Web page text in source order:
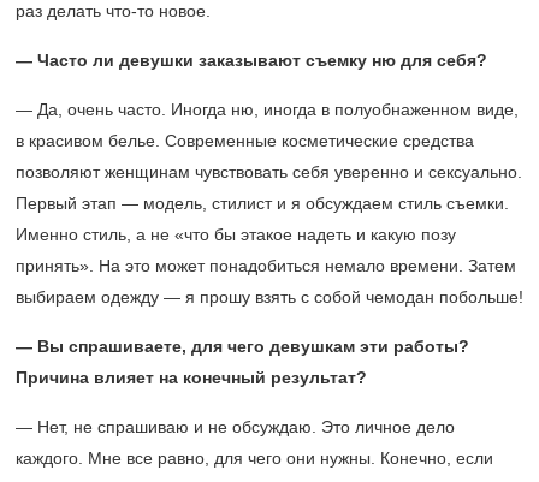
раз делать что-то новое.
— Часто ли девушки заказывают съемку ню для себя?
— Да, очень часто. Иногда ню, иногда в полуобнаженном виде,
в красивом белье. Современные косметические средства
позволяют женщинам чувствовать себя уверенно и сексуально.
Первый этап — модель, стилист и я обсуждаем стиль съемки.
Именно стиль, а не «что бы этакое надеть и какую позу
принять». На это может понадобиться немало времени. Затем
выбираем одежду — я прошу взять с собой чемодан побольше!
— Вы спрашиваете, для чего девушкам эти работы?
Причина влияет на конечный результат?
— Нет, не спрашиваю и не обсуждаю. Это личное дело
каждого. Мне все равно, для чего они нужны. Конечно, если